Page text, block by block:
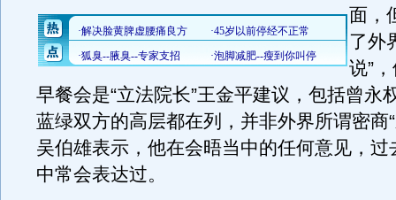
面，
了外
说”
早餐会是“立法院长”王金平建议，包括曾永
蓝绿双方的高层都在列，并非外界所谓密商
吴伯雄表示，他在会晤当中的任何意见，过
中常会表达过。